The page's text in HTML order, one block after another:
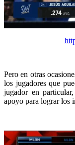
Pero en otras
los jugadores que
jugador en
apoyo para lograr los